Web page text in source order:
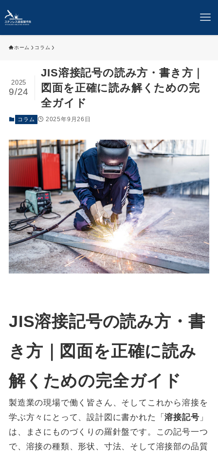
ホーム コラム
JIS溶接記号の読み方・書き方｜
図面を正確に読み解くための完
全ガイド
2025
9/24
コラム 2025年9月26日
JIS溶接記号の読み方・書
き方｜図面を正確に読み
解くための完全ガイド
製造業の現場で働く皆さん、そしてこれから溶接を
学ぶ方々にとって、設計図に書かれた「溶接記号 」
は、まさにものづくりの羅針盤です。この記号一つ
で、溶接の種類、形状、寸法、そして溶接部の品質